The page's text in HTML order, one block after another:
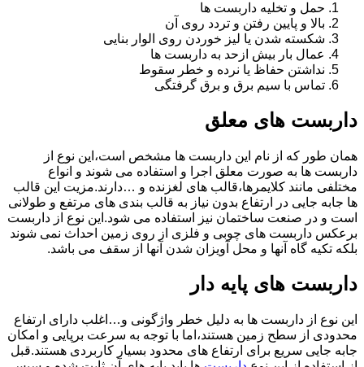
حمل و تخلیه داربست ها
بالا و پایین رفتن و تردد روی آن
شکسته شدن یا لیز خوردن روی الوار بنایی
عمال بار بیش ازحد به داربست ها
نداشتن حفاظ یا نرده و خطر سقوط
تماس با سیم برق و برق گرفتگی
داربست های معلق
همان طور که از نام این داربست ها مشخص است،این نوع از
داربست ها به صورت معلق اجرا و استفاده می شوند و انواع
مختلفی مانند کلایمرها،قالب های لغزنده و …دارند.مزیت این قالب
ها جابه جایی در ارتفاع بدون نیاز به قالب بندی های مرتفع و طولانی
است و در صنعت ساختمان نیز استفاده می شود.این نوع از داربست
برعکس داربست های چوبی و فلزی از روی زمین احداث نمی شوند
بلکه تکیه گاه آنها و محل آویزان شدن آنها از سقف می باشد.
داربست های پایه دار
این نوع از داربست ها به دلیل خطر واژگونی و…اغلب دارای ارتفاع
محدودی از سطح زمین هستند،اما با توجه به سرعت برپایی و امکان
جابه جایی سریع برای ارتفاع های محدود بسیار کاربردی هستند.قبل